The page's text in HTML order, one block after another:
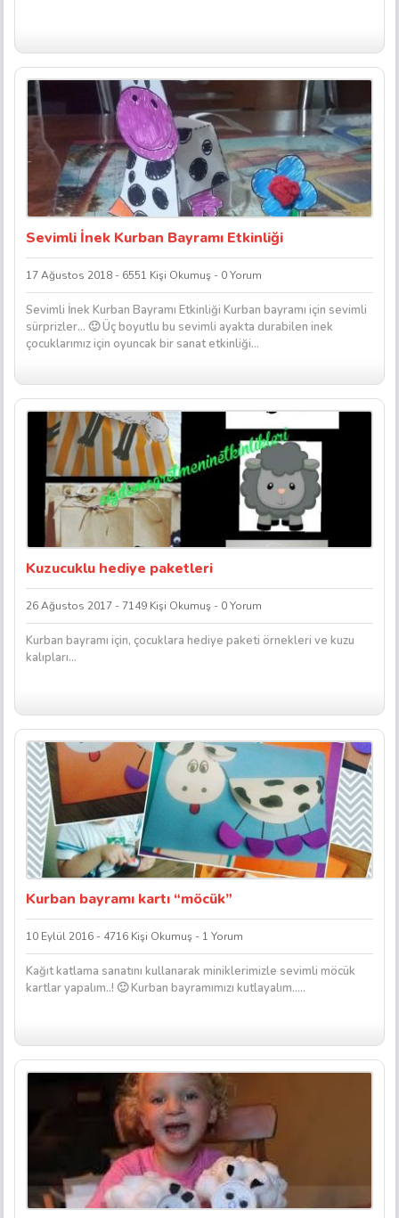
Sevimli İnek Kurban Bayramı Etkinliği
17 Ağustos 2018 - 6551 Kişi Okumuş - 0 Yorum
Sevimli İnek Kurban Bayramı Etkinliği Kurban bayramı için sevimli
sürprizler… 🙂 Üç boyutlu bu sevimli ayakta durabilen inek
çocuklarımız için oyuncak bir sanat etkinliği…
Kuzucuklu hediye paketleri
26 Ağustos 2017 - 7149 Kişi Okumuş - 0 Yorum
Kurban bayramı için, çocuklara hediye paketi örnekleri ve kuzu
kalıpları…
Kurban bayramı kartı “möcük”
10 Eylül 2016 - 4716 Kişi Okumuş - 1 Yorum
Kağıt katlama sanatını kullanarak miniklerimizle sevimli möcük
kartlar yapalım..! 🙂 Kurban bayramımızı kutlayalım…..